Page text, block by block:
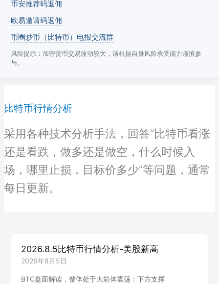
币安推荐码返佣
欧易邀请码返佣
币圈炒币（比特币）电报交流群
风险提示：加密货币交易波动较大，请根据自身风险承受能力谨慎参
与。
比特币行情分析
采用各种技术分析手法，回答“比特币看涨
还是看跌，做多还是做空，什么时候入
场，哪里止损，目标价多少”等问题，通常
每日更新。
2026.8.5比特币行情分析-美股新高
2026年8月5日
BTC盘面解读，整体处于大箱体震荡：下方支撑